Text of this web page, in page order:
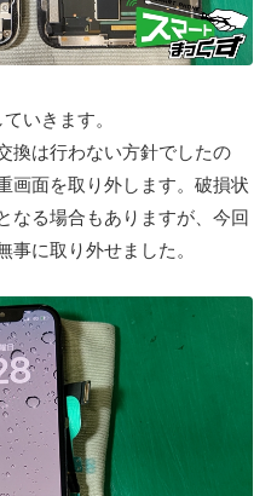
いきます。
換は行わない方針でしたの
画面を取り外します。破損状
なる場合もありますが、今回
に取り外せました。